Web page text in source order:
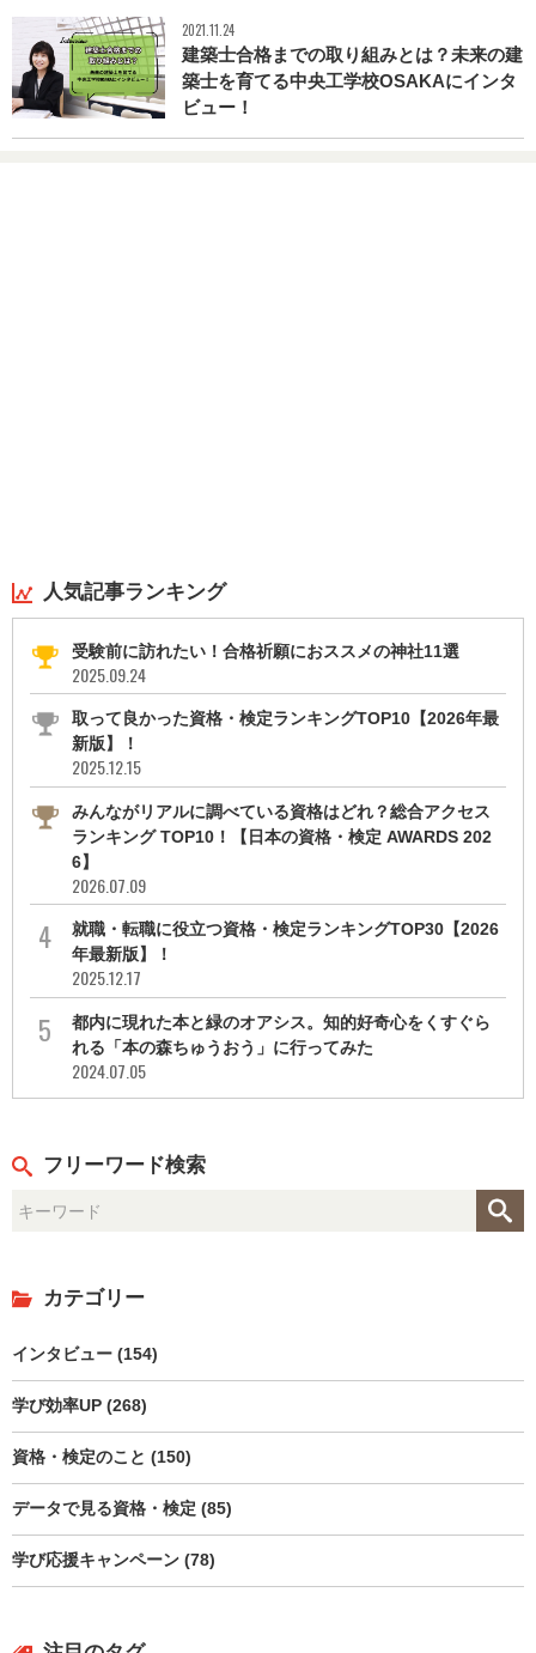
2021.11.24
建築士合格までの取り組みとは？未来の建
築士を育てる中央工学校OSAKAにインタ
ビュー！
人気記事ランキング
受験前に訪れたい！合格祈願におススメの神社11選
2025.09.24
取って良かった資格・検定ランキングTOP10【2026年最
新版】！
2025.12.15
みんながリアルに調べている資格はどれ？総合アクセス
ランキング TOP10！【日本の資格・検定 AWARDS 202
6】
2026.07.09
就職・転職に役立つ資格・検定ランキングTOP30【2026
年最新版】！
2025.12.17
都内に現れた本と緑のオアシス。知的好奇心をくすぐら
れる「本の森ちゅうおう」に行ってみた
2024.07.05
フリーワード検索
カテゴリー
インタビュー (154)
学び効率UP (268)
資格・検定のこと (150)
データで見る資格・検定 (85)
学び応援キャンペーン (78)